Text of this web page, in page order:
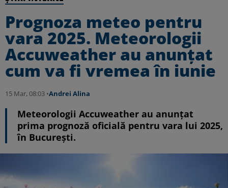
Prognoza meteo pentru
vara 2025. Meteorologii
Accuweather au anunțat
cum va fi vremea în iunie
15 Mar, 08:03 •Andrei Alina
Meteorologii Accuweather au anunțat
prima prognoză oficială pentru vara lui 2025,
în București.